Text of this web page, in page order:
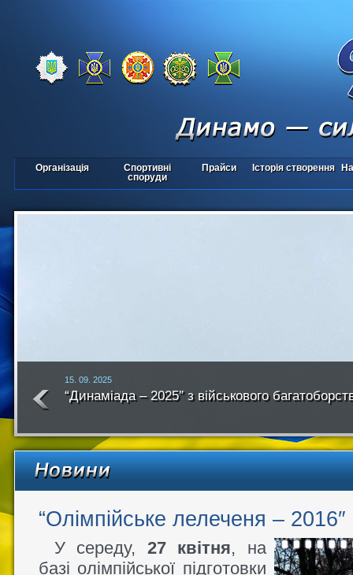
Організація
Спортивні
споруди
Прайси Історія створення
15. 09. 2025
“Динаміада – 2025″ з військового
року
“Олімпійське лелеченя – 2016″
У середу, 27 квітня, на
базі олімпійської підготовки